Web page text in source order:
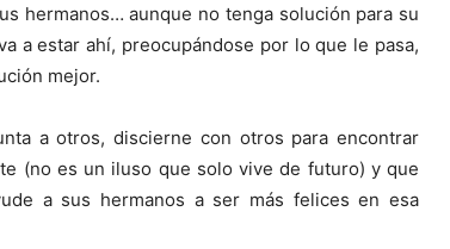
hermanos… aunque no tenga solución para su
a estar ahí, preocupándose por lo que le pasa,
mejor.
a otros, discierne con otros para encontrar
(no es un iluso que solo vive de futuro) y que
a sus hermanos a ser más felices en esa